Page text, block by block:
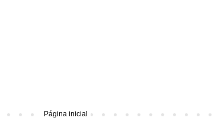
Página inicial